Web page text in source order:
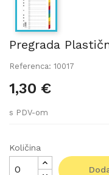
Pregrada
Referenca: 10017
1,30 €
s PDV-om
Količina